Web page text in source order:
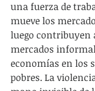
una fuerza de
mueve los
luego contribuyen
mercados
economías en los
pobres. La